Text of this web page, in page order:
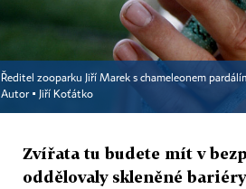
Ředitel zooparku Jiří Marek s chameleonem
Autor ▪ Jiří Koťátko
Zvířata tu budete mít v
oddělovaly skleněné